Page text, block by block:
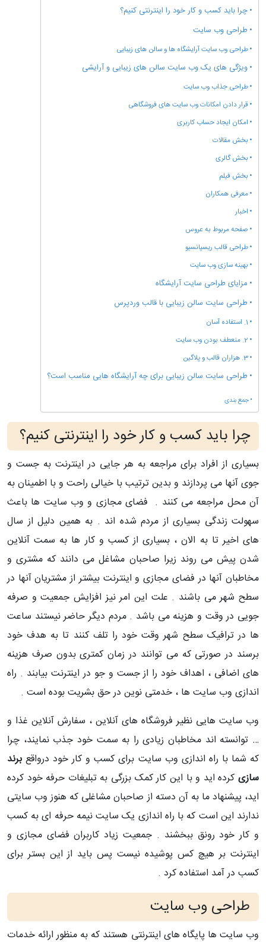
چرا باید کسب و کار خود را اینترنتی کنیم؟
طراحی وب سایت
طراحی وب سایت آرایشگاه ها و سالن های زیبایی
ویژگی های یک وب سایت سالن های زیبایی و آرایشی
طراحی جذاب وب سایت
قرار دادن امکانات وب سایت های فروشگاهی
امکان ایجاد حساب کاربری
بخش مقالات
بخش گالری
بخش فیلم
معرفی همکاران
اخبار
صفحه مربوط به عروس
طراحی قالب ریسپانسیو
بهینه سازی وب سایت
مزایای طراحی سایت آرایشگاه
طراحی سایت سالن زیبایی با قالب وردپرس
1. استفاده آسان
2. منعطف بودن وب سایت
3. هزاران قالب و پلاگین
طراحی سایت سالن زیبایی برای چه آرایشگاه هایی مناسب است؟
جمع بندی
چرا باید کسب و کار خود را اینترنتی کنیم؟
بسیاری از افراد برای مراجعه به هر جایی در اینترنت به جست و
جوی آنها می پردازند و بدین ترتیب با خیالی راحت و با اطمینان به
آن محل مراجعه می کنند . فضای مجازی و وب سایت ها باعث
سهولت زندگی بسیاری از مردم شده اند . به همین دلیل از سال
های اخیر تا به الان ، بسیاری از کسب و کار ها به سمت آنلاین
شدن پیش می روند زیرا صاحبان مشاغل می دانند که مشتری و
مخاطبان آنها در فضای مجازی و اینترنت بیشتر از مشتریان آنها در
سطح شهر می باشند . علت این امر نیز افزایش جمعیت و صرفه
جویی در وقت و هزینه می باشد . مردم دیگر حاضر نیستند ساعت
ها در ترافیک سطح شهر وقت خود را تلف کنند تا به هدف خود
برسند در صورتی که می توانند در زمان کمتری بدون صرف هزینه
های اضافی ، اهداف خود را از جست و جو در اینترنت بیابند . راه
اندازی وب سایت ها ، خدمتی نوین در حق بشریت بوده است .
وب سایت هایی نظیر فروشگاه های آنلاین ، سفارش آنلاین غذا و
… توانسته اند مخاطبان زیادی را به سمت خود جذب نمایند، چرا
که شما با راه اندازی وب سایت برای کسب و کار خود درواقع برند
سازی کرده اید و با این کار کمک بزرگی به تبلیغات حرفه خود کرده
اید، پیشنهاد ما به آن دسته از صاحبان مشاغلی که هنوز وب سایتی
ندارند این است که با راه اندازی یک سایت نیمه حرفه ای به کسب
و کار خود رونق ببخشند . جمعیت زیاد کاربران فضای مجازی و
اینترنت بر هیچ کس پوشیده نیست پس باید از این بستر برای
کسب در آمد استفاده کرد .
طراحی وب سایت
وب سایت ها پایگاه های اینترنتی هستند که به منظور ارائه خدمات